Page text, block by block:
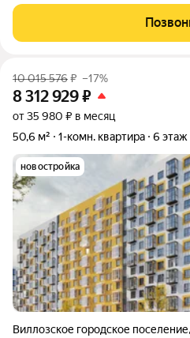
на КАД (5 минут), близостью к
10 015 576₽ –17%
8 312 929₽
от 35 980 ₽ в месяц
50,6 м²
1-комн. квартира 6 этаж
новостройка
Виллозское городское поселение,